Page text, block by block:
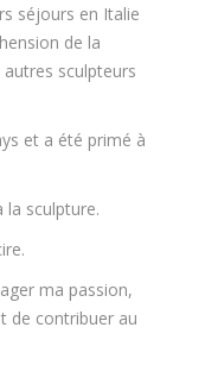
séjours en Italie
de la
sculpteurs
et a été primé à
la sculpture.
ma passion,
de contribuer au